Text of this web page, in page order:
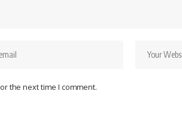
the next time I comment.